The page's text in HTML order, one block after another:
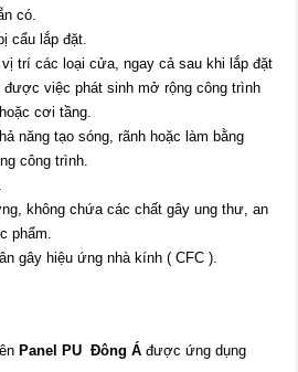
có.
lắp đặt.
trí các loại cửa, ngay cả sau khi lắp đặt
việc phát sinh mở rộng công trình
cơi tầng.
năng tạo sóng, rãnh hoặc làm bằng
công trình.
không chứa các chất gây ung thư, an
phẩm.
gây hiệu ứng nhà kính ( CFC ).
Panel PU Đông Áđược ứng dụng